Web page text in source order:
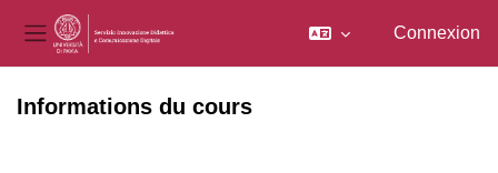
Panneau latéral
Connexion
Informations du cours